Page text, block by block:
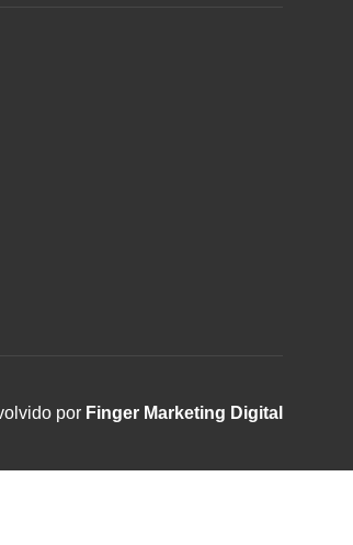
por Finger Marketing Digital